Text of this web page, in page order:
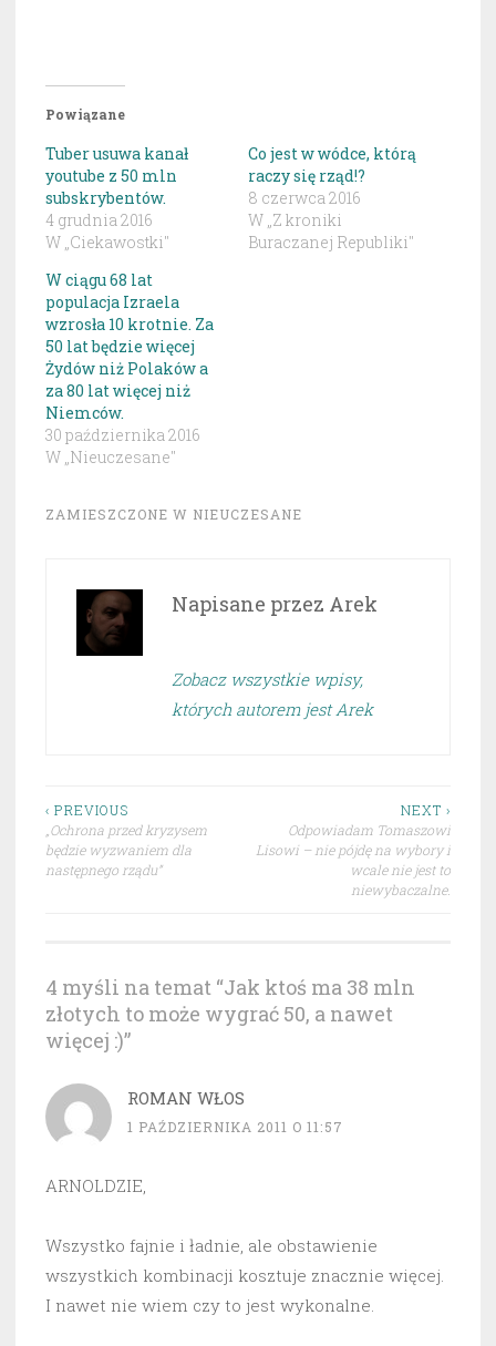
Powiązane
Tuber usuwa kanał
youtube z 50 mln
subskrybentów.
4 grudnia 2016
W „Ciekawostki"
Co jest w wódce, którą
raczy się rząd!?
8 czerwca 2016
W „Z kroniki
Buraczanej Republiki"
W ciągu 68 lat
populacja Izraela
wzrosła 10 krotnie. Za
50 lat będzie więcej
Żydów niż Polaków a
za 80 lat więcej niż
Niemców.
30 października 2016
W „Nieuczesane"
ZAMIESZCZONE W NIEUCZESANE
Napisane przez Arek
Zobacz wszystkie wpisy,
których autorem jest Arek
Nawigacja
wpisu
‹ PREVIOUS
„Ochrona przed kryzysem
będzie wyzwaniem dla
następnego rządu”
NEXT ›
Odpowiadam Tomaszowi
Lisowi – nie pójdę na wybory i
wcale nie jest to
niewybaczalne.
4 myśli na temat “Jak ktoś ma 38 mln
złotych to może wygrać 50, a nawet
więcej :)”
ROMAN WŁOS
1 PAŹDZIERNIKA 2011 O 11:57
ARNOLDZIE,
Wszystko fajnie i ładnie, ale obstawienie
wszystkich kombinacji kosztuje znacznie więcej.
I nawet nie wiem czy to jest wykonalne.